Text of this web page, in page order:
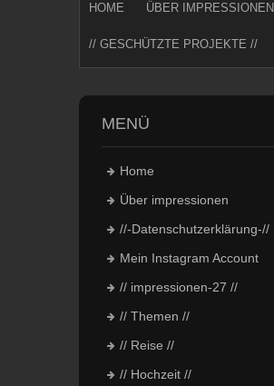
HOME ÜBER IMPRESSIONEN
// GESCHÜTZTE PROJEKTE //
MENÜ
Home
Über impressionen
//-Datenschutzerklärung-//
Mein Instagram Account
// impressionen-27 //
// Themen //
// Reise //
// Hochzeit //